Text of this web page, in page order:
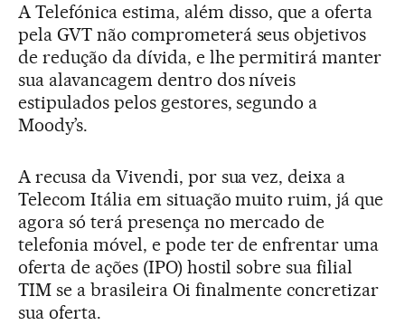
A Telefónica estima, além disso, que a oferta
pela GVT não comprometerá seus objetivos
de redução da dívida, e lhe permitirá manter
sua alavancagem dentro dos níveis
estipulados pelos gestores, segundo a
Moody’s.
A recusa da Vivendi, por sua vez, deixa a
Telecom Itália em situação muito ruim, já que
agora só terá presença no mercado de
telefonia móvel, e pode ter de enfrentar uma
oferta de ações (IPO) hostil sobre sua filial
TIM se a brasileira Oi finalmente concretizar
sua oferta.